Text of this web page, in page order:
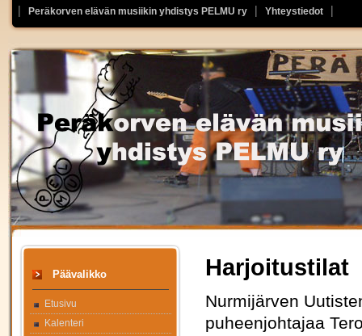
Peräkorven elävän musiikin yhdistys PELMU ry Yhteystiedot
Päävalikko
Etusivu
Kalenteri
Harjoitustilat
Nurmijärven
puheenjohtajaa